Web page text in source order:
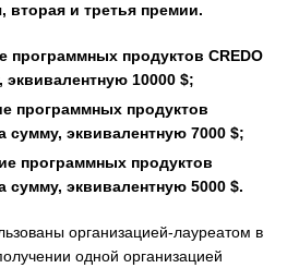
вторая и третья премии.
программных продуктов CREDO
10000 $;
программных продуктов
сумму, эквивалентную 7000 $;
программных продуктов
сумму, эквивалентную 5000 $.
организацией-лауреатом в
одной организацией